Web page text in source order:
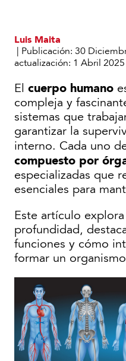
Luis Maita
| Publicación: 30
actualización: 1 Abril 2025
El cuerpo humano
compleja y
sistemas que
garantizar la
interno. Cada uno
compuesto por
especializadas que
esenciales para
Este artículo
profundidad,
funciones y cómo
formar un